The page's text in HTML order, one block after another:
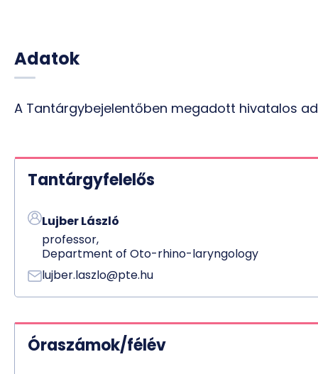
Adatok
A Tantárgybejelentőben megadott hivatalos
Tantárgyfelelős
Lujber László
professor,
Department of Oto-rhino-laryngology
lujber.laszlo@pte.hu
Óraszámok/félév